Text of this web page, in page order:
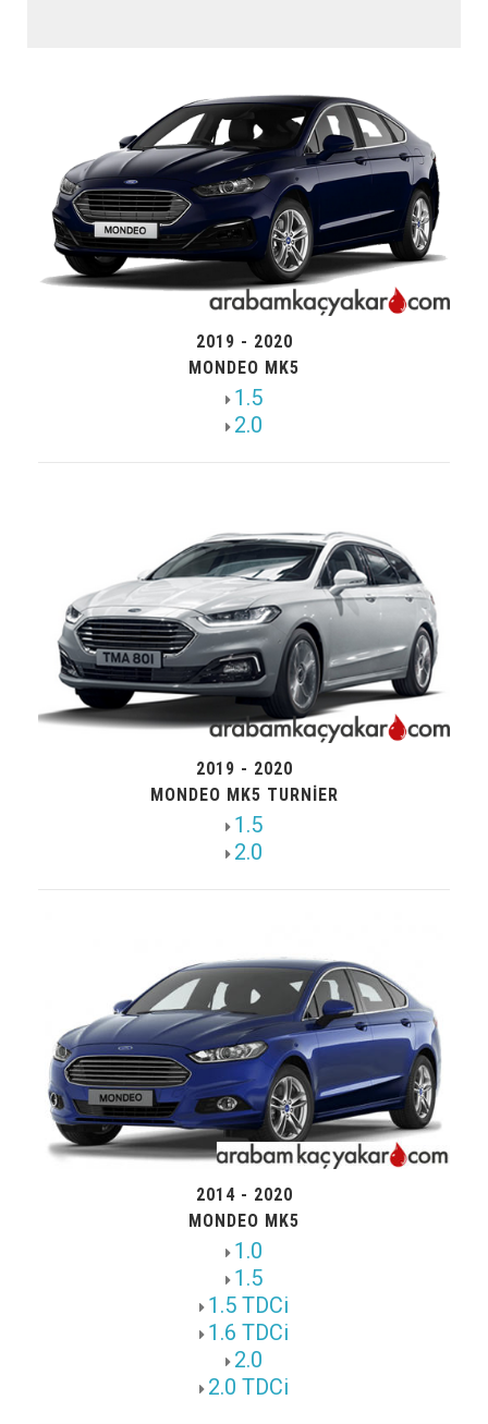
2019 - 2020
MONDEO MK5
1.5
2.0
2019 - 2020
MONDEO MK5 TURNIER
1.5
2.0
2014 - 2020
MONDEO MK5
1.0
1.5
1.5 TDCi
1.6 TDCi
2.0
2.0 TDCi